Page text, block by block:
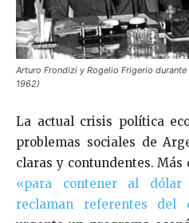
Arturo Frondizi y Rogelio Frigerio
1962)
La actual crisis política
problemas sociales de
claras y contundentes. Más
«para contener al
reclaman referentes del